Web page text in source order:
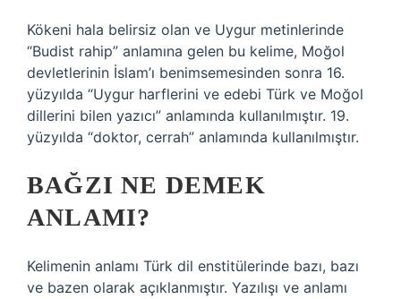
Kökeni hala belirsiz olan ve Uygur metinlerinde
“Budist rahip” anlamına gelen bu kelime, Moğol
devletlerinin İslam’ı benimsemesinden sonra 16.
yüzyılda “Uygur harflerini ve edebi Türk ve Moğol
dillerini bilen yazıcı” anlamında kullanılmıştır. 19.
yüzyılda “doktor, cerrah” anlamında kullanılmıştır.
BAĞZI NE DEMEK
ANLAMI?
Kelimenin anlamı Türk dil enstitülerinde bazı, bazı
ve bazen olarak açıklanmıştır. Yazılışı ve anlamı